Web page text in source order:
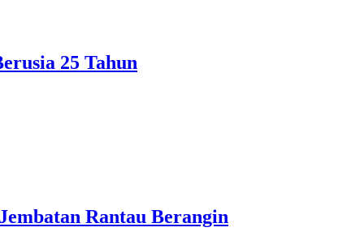
25 Tahun
Rantau Berangin